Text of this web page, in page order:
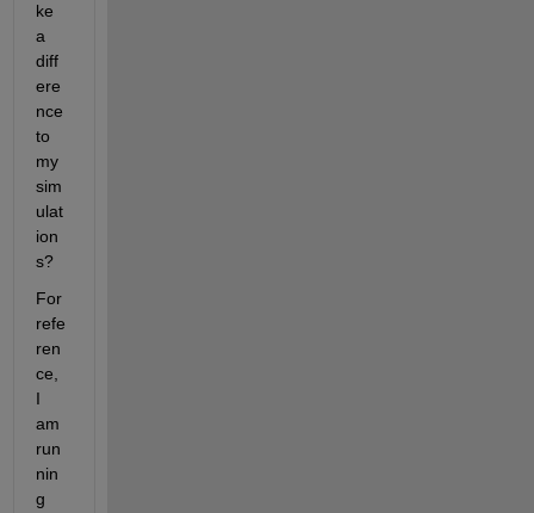
ke
a
diff
ere
nce
to
my
sim
ulat
ion
s?
For
refe
ren
ce,
I
am
run
nin
g